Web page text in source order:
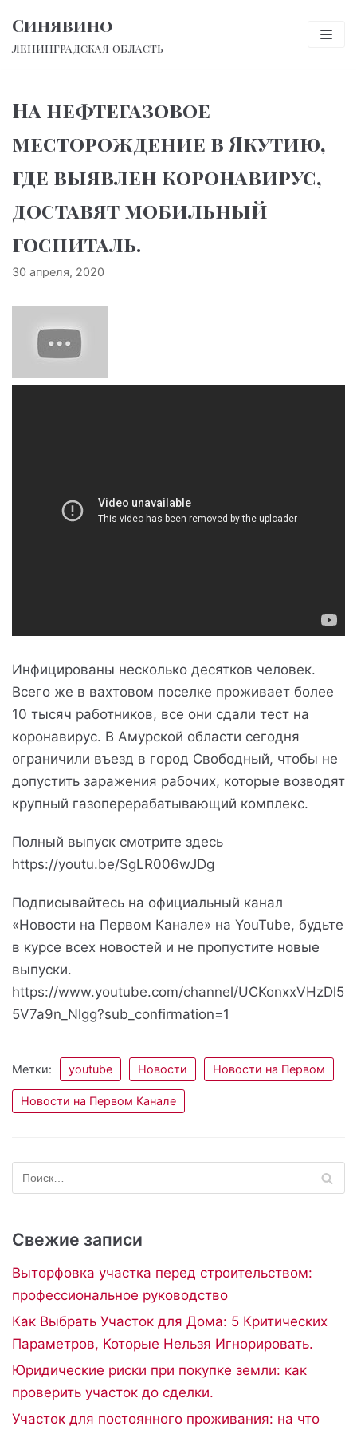
Перейти
к
Синявино
Ленинградская область
На нефтегазовое
месторождение в Якутию,
где выявлен коронавирус,
доставят мобильный
госпиталь.
30 апреля, 2020
Инфицированы несколько десятков человек.
Всего же в вахтовом поселке проживает более
10 тысяч работников, все они сдали тест на
коронавирус. В Амурской области сегодня
ограничили въезд в город Свободный, чтобы не
допустить заражения рабочих, которые возводят
крупный газоперерабатывающий комплекс.
Полный выпуск смотрите здесь
https://youtu.be/SgLR006wJDg
Подписывайтесь на официальный канал
«Новости на Первом Канале» на YouTube, будьте
в курсе всех новостей и не пропустите новые
выпуски.
https://www.youtube.com/channel/UCKonxxVHzDl5
5V7a9n_Nlgg?sub_confirmation=1
Метки: youtube Новости Новости на Первом
Новости на Первом Канале
Свежие записи
Выторфовка участка перед строительством:
профессиональное руководство
Как Выбрать Участок для Дома: 5 Критических
Параметров, Которые Нельзя Игнорировать.
Юридические риски при покупке земли: как
проверить участок до сделки.
Участок для постоянного проживания: на что